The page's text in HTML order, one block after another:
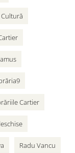
Cultură
Cartier
Radu Vancu